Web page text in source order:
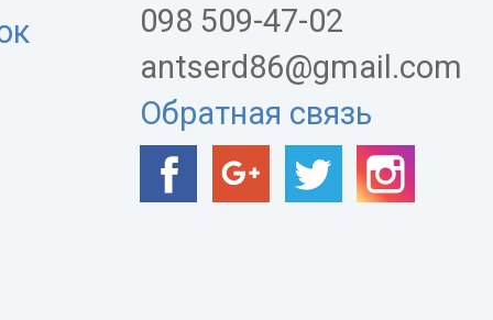
098 509-47-02
antserd86@gmail.com
Обратная связь